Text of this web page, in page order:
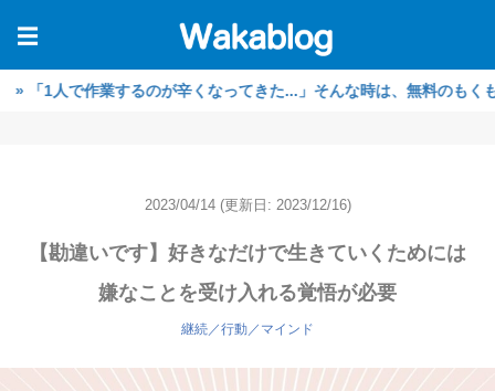
☰
業するのが辛くなってきた...」そんな時は、無料のもくもく作業
2023/04/14 (更新日: 2023/12/16)
【勘違いです】好きなだけで生きていくためには
嫌なことを受け入れる覚悟が必要
継続／行動／マインド